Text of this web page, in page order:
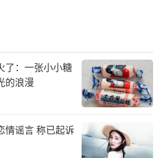
了：一张小小糖
的浪漫
情谣言 称已起诉